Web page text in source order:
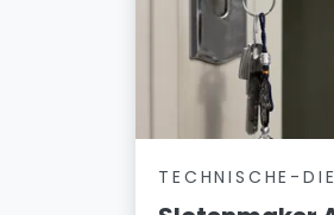
TECHNISCHE-